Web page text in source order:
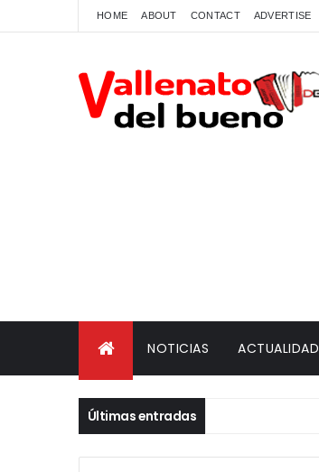
HOME ABOUT CONTACT ADVERTISE
NOTICIAS ACTUALIDAD
Últimas entradas